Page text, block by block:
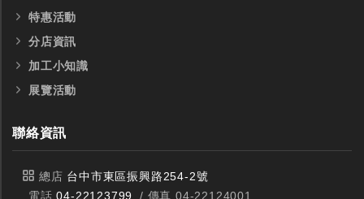
特惠活動
分店資訊
加工小知識
展覽活動
聯絡資訊
總店 台中市東區振興路254-2號
電話04-22123799 / 傳真 04-22124001